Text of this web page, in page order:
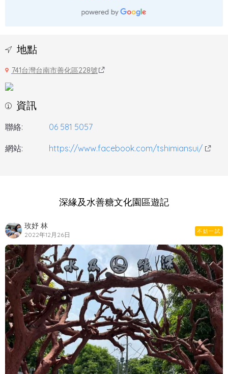
地點
741台灣台南市善化區228號
資訊
聯絡: 06 581 5057
網站: https://www.facebook.com/tshimiansui/
深緣及水善糖文化園區遊記
玫妤 林
2022年12月26日 不妨一試